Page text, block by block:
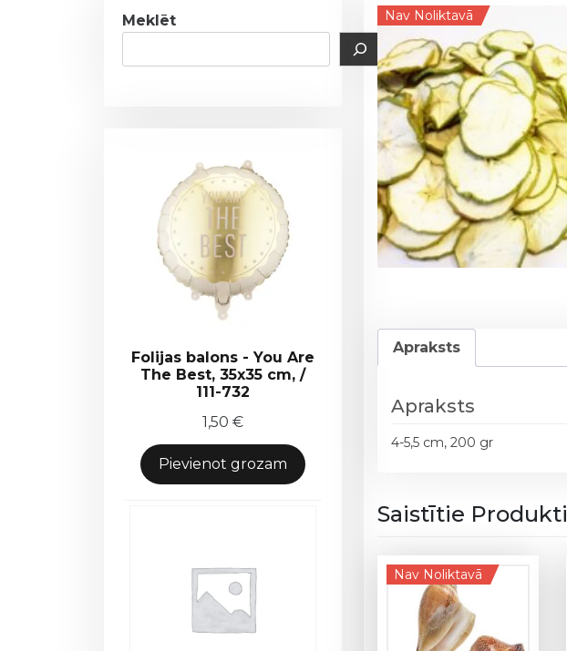
Meklēt
Folijas balons - You Are
The Best, 35x35 cm, /
111-732
1,50 €
Pievienot grozam
Nav Noliktavā
Apraksts
Apraksts
4-5,5 cm, 200 gr
Saistītie Produkti
Nav Noliktavā